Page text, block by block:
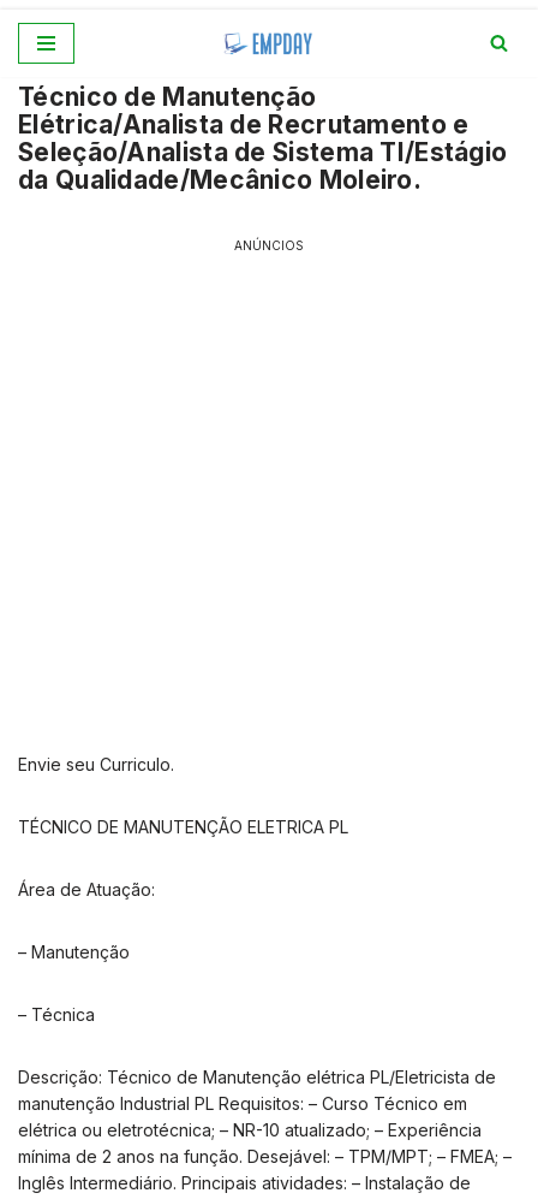
para
o
conteúdo
Técnico de Manutenção
Elétrica/Analista de Recrutamento e
Seleção/Analista de Sistema TI/Estágio
da Qualidade/Mecânico Moleiro.
ANÚNCIOS
Envie seu Curriculo.
TÉCNICO DE MANUTENÇÃO ELETRICA PL
Área de Atuação:
– Manutenção
– Técnica
Descrição: Técnico de Manutenção elétrica PL/Eletricista de
manutenção Industrial PL Requisitos: – Curso Técnico em
elétrica ou eletrotécnica; – NR-10 atualizado; – Experiência
mínima de 2 anos na função. Desejável: – TPM/MPT; – FMEA; –
Inglês Intermediário. Principais atividades: – Instalação de